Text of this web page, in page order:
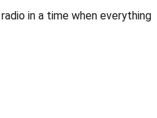
in a time when everything